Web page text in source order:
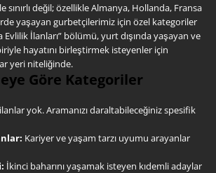
sınırlı değil; özellikle Almanya, Hollanda, Fransa
yaşayan gurbetçilerimiz için özel kategoriler
Evlilik İlanları” bölümü, yurt dışında yaşayan ve
hayatını birleştirmek isteyenler için
yeri niteliğinde.
Göre Kategoriler
yok. Aramanızı daraltabileceğiniz spesifik
Kariyer ve yaşam tarzı uyumu arayanlar
İkinci baharını yaşamak isteyen kıdemli adaylar